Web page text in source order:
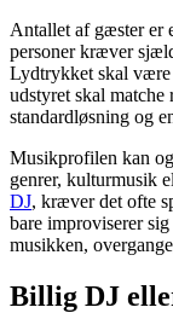
Antallet af gæster er
personer kræver
Lydtrykket skal
udstyret skal matche
standardløsning og
Musikprofilen kan
genrer, kulturmusik
DJ, kræver det ofte
bare improviserer
musikken,
Billig DJ